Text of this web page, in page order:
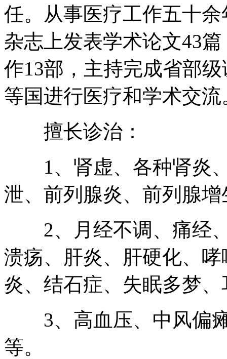
任。从事医疗工作五十
杂志上发表学术论文43
作13部，主持完成省部
等国进行医疗和学术交流
擅长诊治：
1、肾虚、各种肾炎、
泄、前列腺炎、前列腺增
2、月经不调、痛经、
溃疡、肝炎、肝硬化、
炎、结石症、失眠多梦、
3、高血压、中风偏瘫
等。